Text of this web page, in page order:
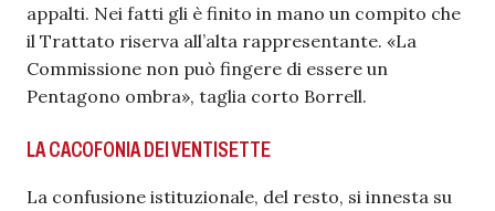
appalti. Nei fatti gli è finito in mano un compito che
il Trattato riserva all’alta rappresentante. «La
Commissione non può fingere di essere un
Pentagono ombra», taglia corto Borrell.
LA CACOFONIA DEI VENTISETTE
La confusione istituzionale, del resto, si innesta su